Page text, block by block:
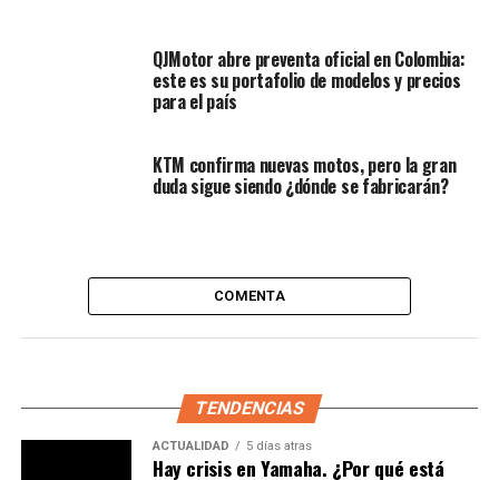
fecha antes dada, cuando Hans Trunkenpolz estableció
un taller de reparación en Mattighofen, Austria.
Inicialmente conocido como Kraftfahrzeuge
especializaba en la reparación de automóviles y
motocicletas. La calidad y la innovación del trabajo
QJMotor abre preventa oficial en Colombia:
este es su portafolio de modelos y precios
para el país
KTM confirma nuevas motos, pero la gran
duda sigue siendo ¿dónde se fabricarán?
COMENTA
TENDENCIAS
ACTUALIDAD 5 días atras
Hay crisis en Yamaha. ¿Por qué está